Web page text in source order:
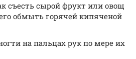
съесть сырой фрукт или овощ
обмыть горячей кипяченой
на пальцах рук по мере их